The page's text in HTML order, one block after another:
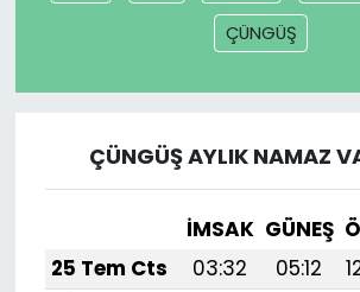
ÇÜNGÜŞ
ÇÜNGÜŞ AYLIK NAMAZ
İMSAK GÜNEŞ
25 Tem Cts
03:32 05:12